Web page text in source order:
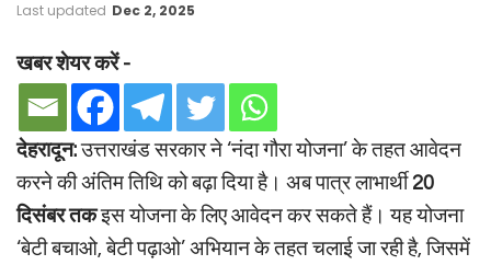
Last updated Dec 2, 2025
खबर शेयर करें -
देहरादून:उत्तराखंड सरकार ने ‘नंदा गौरा योजना’ के तहत आवेदन
करने की अंतिम तिथि को बढ़ा दिया है। अब पात्र लाभार्थी 20
दिसंबर तकइस योजना के लिए आवेदन कर सकते हैं। यह योजना
‘बेटी बचाओ, बेटी पढ़ाओ’ अभियान के तहत चलाई जा रही है, जिसमें